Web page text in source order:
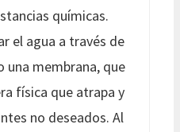
químicas.
el agua a través de
membrana, que
física que atrapa y
no deseados. Al